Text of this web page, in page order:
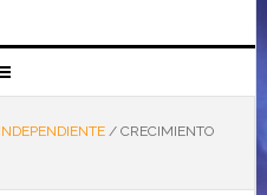
/CRECIMIENTO